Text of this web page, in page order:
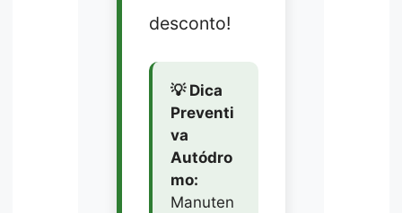
desconto!
💡 Dica
Preventi
va
Autódro
mo:
Manuten